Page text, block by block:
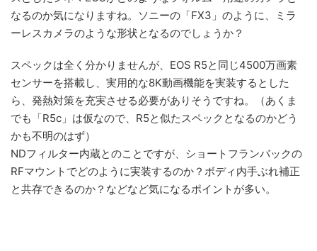
なるのか気になりますね。ソニーの「FX3」のように、ミラ
ーレスカメラのような形状となるのでしょうか？
スペックは全く分かりませんが、EOS R5と同じ4500万画素
センサーを搭載し、実用的な8K動画機能を実装するとした
ら、発熱対策を充実させる必要がありそうですね。（あくま
でも「R5c」は仮なので、R5と似たスペックとなるのかどう
かも不明のはず）
NDフィルター内蔵とのことですが、ショートフランバックの
RFマウントでどのように実装するのか？ボディ内手ぶれ補正
と共存できるのか？などなど気になるポイントが多い。